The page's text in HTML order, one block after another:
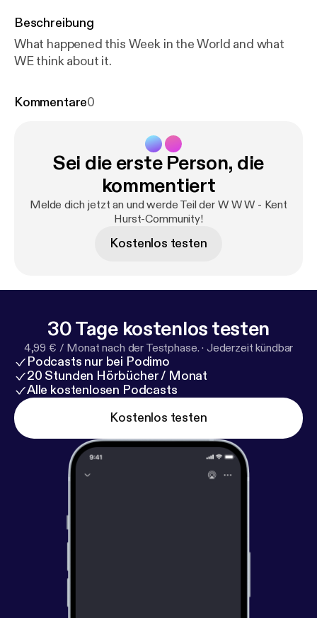
Beschreibung
What happened this Week in the World and what
WE think about it.
Kommentare0
Sei die erste Person, die
kommentiert
Melde dich jetzt an und werde Teil der W W W - Kent
Hurst-Community!
Kostenlos testen
30 Tage kostenlos testen
4,99 € / Monat nach der Testphase. · Jederzeit kündbar
Podcasts nur bei Podimo
20 Stunden Hörbücher / Monat
Alle kostenlosen Podcasts
Kostenlos testen